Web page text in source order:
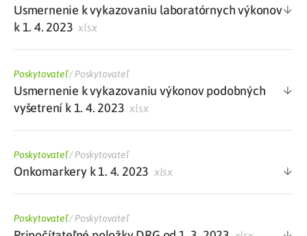
Usmernenie k vykazovaniu laboratórnych výkonov
k 1. 4. 2023 xlsx
Poskytovateľ/Poskytovateľ
Usmernenie k vykazovaniu výkonov podobných
vyšetrení k 1. 4. 2023 xlsx
Poskytovateľ/Poskytovateľ
Onkomarkery k 1. 4. 2023 xlsx
Poskytovateľ/Poskytovateľ